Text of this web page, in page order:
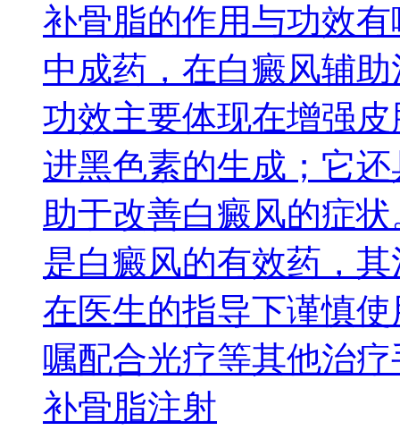
补骨脂的作用与功效
中成药，在白癜风辅
功效主要体现在增强
进黑色素的生成；它
助于改善白癜风的症
是白癜风的有效药，
在医生的指导下谨慎
嘱配合光疗等其他治
补骨脂注射